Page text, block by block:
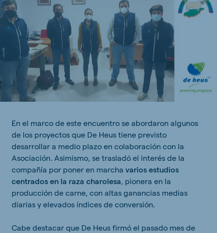
En el marco de este encuentro se abordaron algunos
de los proyectos que De Heus tiene previsto
desarrollar a medio plazo en colaboración con la
Asociación. Asimismo, se trasladó el interés de la
compañía por poner en marcha varios estudios
centrados en la raza charolesa, pionera en la
producción de carne, con altas ganancias medias
diarias y elevados índices de conversión.
Cabe destacar que De Heus firmó el pasado mes de